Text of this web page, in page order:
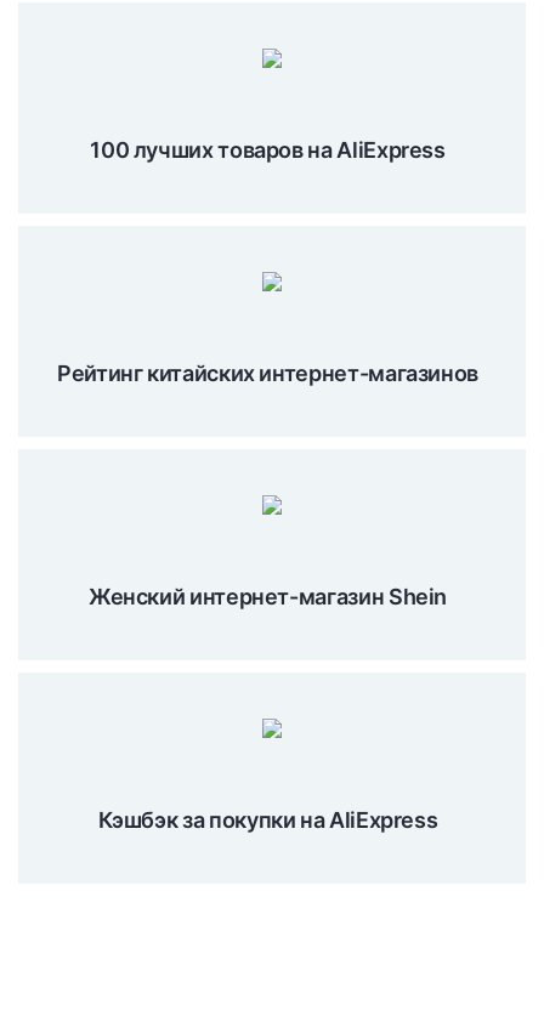
100 лучших товаров на AliExpress
Рейтинг китайских интернет-магазинов
Женский интернет-магазин Shein
Кэшбэк за покупки на AliExpress